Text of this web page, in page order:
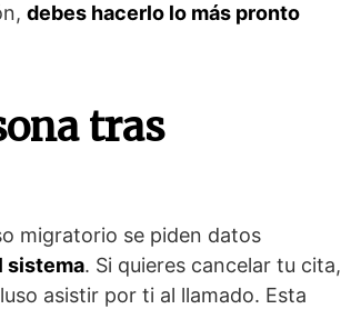
debes hacerlo lo más pronto
tras
migratorio se piden datos
sistema. Si quieres cancelar tu cita,
asistir por ti al llamado. Esta